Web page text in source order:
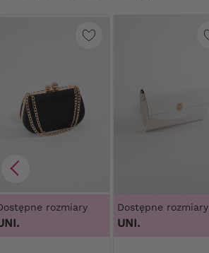
rozmiary Dostępne rozmiary
UNI.